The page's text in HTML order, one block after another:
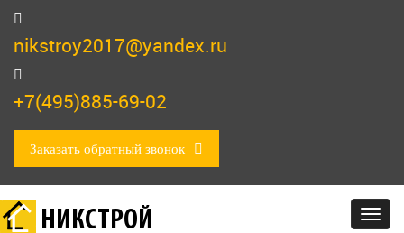
nikstroy2017@yandex.ru
+7(495)885-69-02
Заказать обратный звонок
НИКСТРОЙ